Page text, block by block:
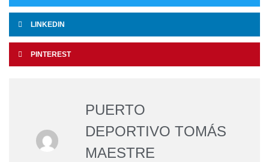
LINKEDIN
PINTEREST
PUERTO
DEPORTIVO TOMÁS
MAESTRE